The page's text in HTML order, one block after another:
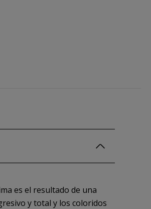
es el resultado de una
y total y los coloridos